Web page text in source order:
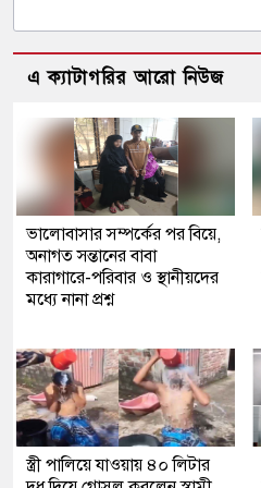
এ ক্যাটাগরির আরো নিউজ
ভালোবাসার সম্পর্কের পর বিয়ে,
অনাগত সন্তানের বাবা
কারাগারে-পরিবার ও স্থানীয়দের
মধ্যে নানা প্রশ্ন
স্ত্রী পালিয়ে যাওয়ায় ৪০ লিটার